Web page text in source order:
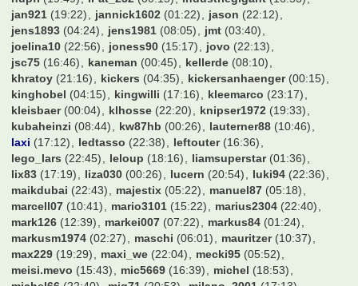
drbahn
(19:24) dresdner (16:37) drharrym(22:30)
dudelsack
(22:59) (09:00) edde78
(23:43)
effzeh
(01:48) el-barto71 (06:21) eltren(00:36)
eugen
(00:51) fabian17 (22:53) fabs512
(02:01)
fair2you
(18:27) fcb4ever (00:32) fcb777 (21:14)
fcb_fabi (00:03) fcbayernnico(22:52)
(19:42)
fcbschulle (14:29) fchtim (21:05) fctunnel
(22:44)
feverpitch79
(13:36) fevon(05:56) figur87
(16:29)
flaschenbier (23:37) (23:10)
(22:41)
flo87 (01:18) forza_osna (05:34) frankfurterjunge
franknaldo
(21:14) frechmann (23:20) fuerstpueckler(13:21)
galmi(23:38) gartenzaun (21:55) geraldinho
(21:38)
germ4nhunter
(08:21) gerrard08LFC
gladbach22
(23:32) (21:10) groundhopping
(19:49)
(00:10) hansemann68 (01:32) hanswurst
(06:39)
(02:54) hauerth (23:28)
(18:55)
hendrikhro
(23:09) hens (23:44)
(00:22)
hochhausass
(21:42) hocky1896
(21:48)